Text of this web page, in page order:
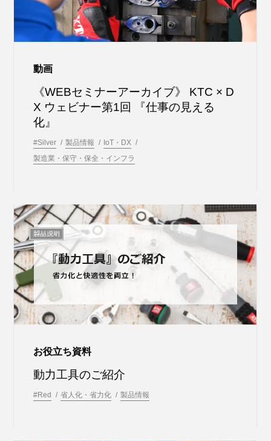
動画
《WEBセミナーアーカイブ》 KTC × D
X ウェビナー第1回 『仕事の見える
化』
#Silver 製品情報
IoT・DX
製造業・保守・保全・インフラ
お役立ち資料
動力工具のご紹介
#Red 省人化・省力化 製品情報